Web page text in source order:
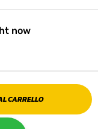
now
CARRELLO